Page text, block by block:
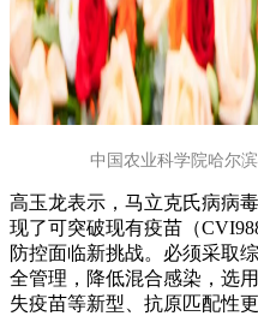
中国农业科学院哈尔
高玉龙表示，马立克氏病病
现了可突破现有疫苗（
防控面临新挑战。必须采取
全管理，降低混合感染，选
失疫苗等新型、抗原匹配性